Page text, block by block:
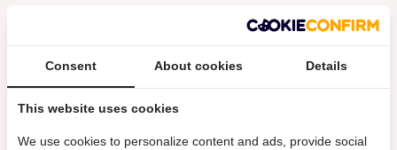
Specificaties
Materiaal lamellen:
Geschikt voor zijkant van: 4 m
Consent About cookies Details
This website uses cookies
We use cookies to personalize content and ads, provide social